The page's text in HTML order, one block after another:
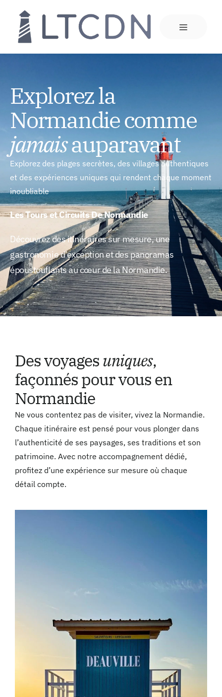
Les Tours et Circuits De Normandie
Découvrez des itinéraires sur mesure, une
gastronomie d’exception et des panoramas
époustouflants au cœur de la Normandie.
Explorez la
Normandie comme
jamaisauparavant
Explorez des plages secrètes, des villages authentiques
et des expériences uniques qui rendent chaque moment
inoubliable
Des voyagesuniques,
façonnés pour vous en
Normandie
Ne vous contentez pas de visiter, vivez la Normandie.
Chaque itinéraire est pensé pour vous plonger dans
l’authenticité de ses paysages, ses traditions et son
patrimoine. Avec notre accompagnement dédié,
profitez d’une expérience sur mesure où chaque
détail compte.